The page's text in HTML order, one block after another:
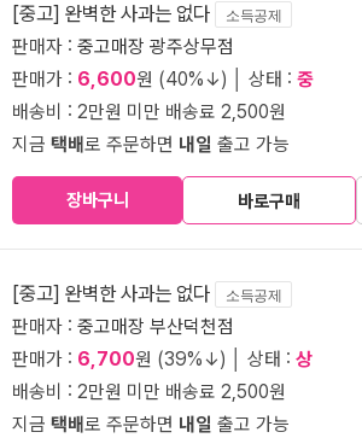
[중고] 완벽한 사과는 없다 소득공제
판매자 : 중고매장 광주상무점
판매가 : 6,600원 (40%↓) │ 상태 : 중
배송비 : 2만원 미만 배송료 2,500원
지금 택배로 주문하면 내일 출고 가능
장바구니 바로구매
[중고] 완벽한 사과는 없다 소득공제
판매자 : 중고매장 부산덕천점
판매가 : 6,700원 (39%↓) │ 상태 : 상
배송비 : 2만원 미만 배송료 2,500원
지금 택배로 주문하면 내일 출고 가능